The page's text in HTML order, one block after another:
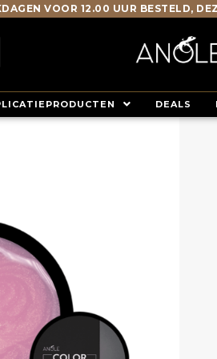
VOOR 12.00 UUR BESTELD,
DEALS